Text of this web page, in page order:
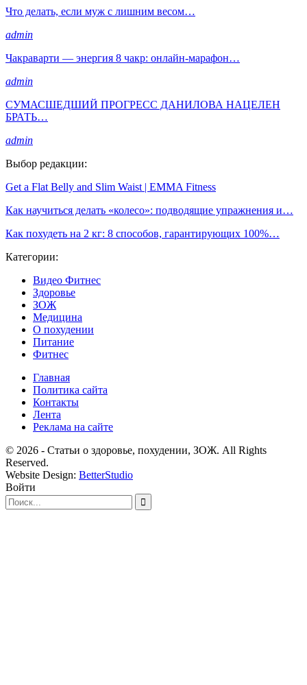
Что делать, если муж с лишним весом…
admin
Чакраварти — энергия 8 чакр: онлайн-марафон…
admin
СУМАСШЕДШИЙ ПРОГРЕСС ДАНИЛОВА НАЦЕЛЕН
БРАТЬ…
admin
Выбор редакции:
Get a Flat Belly and Slim Waist | EMMA Fitness
Как научиться делать «колесо»: подводящие упражнения и…
Как похудеть на 2 кг: 8 способов, гарантирующих 100%…
Категории:
Видео Фитнес
Здоровье
ЗОЖ
Медицина
О похудении
Питание
Фитнес
Главная
Политика сайта
Контакты
Лента
Реклама на сайте
© 2026 - Статьи о здоровье, похудении, ЗОЖ. All Rights
Reserved.
Website Design: BetterStudio
Войти